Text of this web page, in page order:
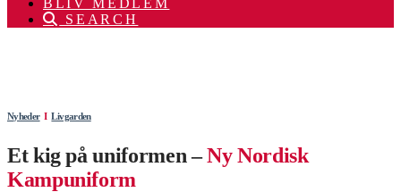
BLIV MEDLEM
SEARCH
NyhederΙLivgarden
Et kig på uniformen –Ny Nordisk
Kampuniform